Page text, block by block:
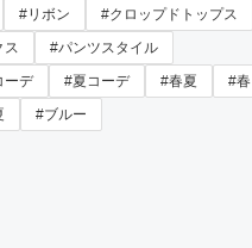
#リボン
#クロップドトップス
ス
#パンツスタイル
ーデ #夏コーデ #春夏
#春
#ブルー